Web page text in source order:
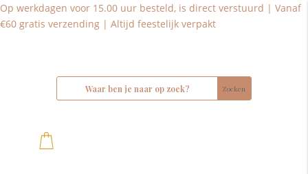
Op werkdagen voor 15.00 uur besteld, is direct verstuurd | Vanaf
€60 gratis verzending | Altijd feestelijk verpakt